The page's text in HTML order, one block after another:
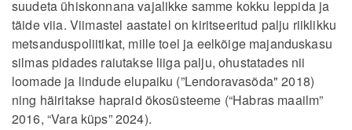
suudeta ühiskonnana vajalikke samme kokku leppida ja
täide viia. Viimastel aastatel on kiritseeritud palju riiklikku
metsanduspoliitikat, mille toel ja eelkõige majanduskasu
silmas pidades raiutakse liiga palju, ohustatades nii
loomade ja lindude elupaiku (”Lendoravasõda" 2018)
ning häiritakse hapraid ökosüsteeme (“Habras maailm”
2016, “Vara küps” 2024).